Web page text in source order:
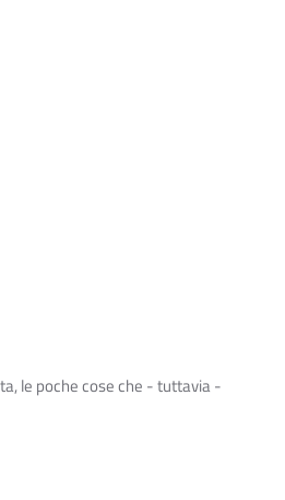
le poche cose che - tuttavia -